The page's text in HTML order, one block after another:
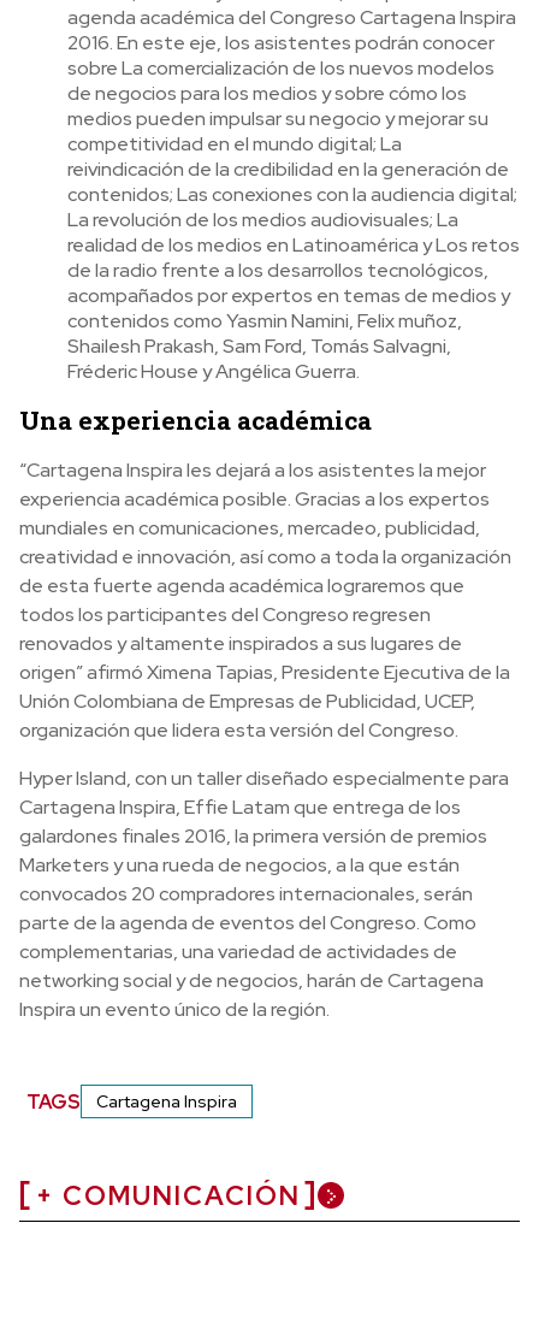
agenda académica del Congreso Cartagena Inspira
2016. En este eje, los asistentes podrán conocer
sobre La comercialización de los nuevos modelos
de negocios para los medios y sobre cómo los
medios pueden impulsar su negocio y mejorar su
competitividad en el mundo digital; La
reivindicación de la credibilidad en la generación de
contenidos; Las conexiones con la audiencia digital;
La revolución de los medios audiovisuales; La
realidad de los medios en Latinoamérica y Los retos
de la radio frente a los desarrollos tecnológicos,
acompañados por expertos en temas de medios y
contenidos como Yasmin Namini, Felix muñoz,
Shailesh Prakash, Sam Ford, Tomás Salvagni,
Fréderic House y Angélica Guerra.
Una experiencia académica
“Cartagena Inspira les dejará a los asistentes la mejor
experiencia académica posible. Gracias a los expertos
mundiales en comunicaciones, mercadeo, publicidad,
creatividad e innovación, así como a toda la organización
de esta fuerte agenda académica lograremos que
todos los participantes del Congreso regresen
renovados y altamente inspirados a sus lugares de
origen” afirmó Ximena Tapias, Presidente Ejecutiva de la
Unión Colombiana de Empresas de Publicidad, UCEP,
organización que lidera esta versión del Congreso.
Hyper Island, con un taller diseñado especialmente para
Cartagena Inspira, Effie Latam que entrega de los
galardones finales 2016, la primera versión de premios
Marketers y una rueda de negocios, a la que están
convocados 20 compradores internacionales, serán
parte de la agenda de eventos del Congreso. Como
complementarias, una variedad de actividades de
networking social y de negocios, harán de Cartagena
Inspira un evento único de la región.
TAGS Cartagena Inspira
+ COMUNICACIÓN